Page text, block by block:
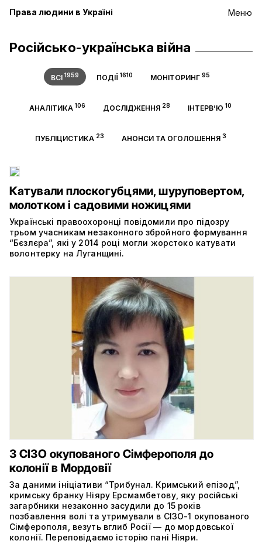
Меню
Права людини в Україні
Російсько-українська війна
ВСІ 1959 ПОДІЇ 1610 МОНІТОРИНГ 95
АНАЛІТИКА 106 ДОСЛІДЖЕННЯ 28 ІНТЕРВ’Ю 10
ПУБЛІЦИСТИКА 23 АНОНСИ ТА ОГОЛОШЕННЯ3
Катували плоскогубцями, шуруповертом,
молотком і садовими ножицями
Українські правоохоронці повідомили про підозру
трьом учасникам незаконного збройного формування
“Бєзлєра”, які у 2014 році могли жорстоко катувати
волонтерку на Луганщині.
З СІЗО окупованого Сімферополя до
колонії в Мордовії
За даними ініціативи “Трибунал. Кримський епізод”,
кримську бранку Ніяру Ерсмамбетову, яку російські
загарбники незаконно засудили до 15 років
позбавлення волі та утримували в СІЗО-1 окупованого
Сімферополя, везуть вглиб Росії — до мордовської
колонії. Переповідаємо історію пані Ніяри.